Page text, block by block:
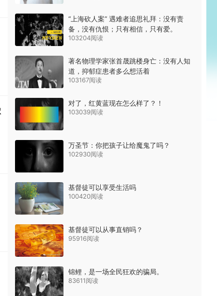
“上海砍人案” 遇难者追思礼拜：没有责
备，没有仇恨；只有相信，只有爱。
103204阅读
著名物理学家张首晟跳楼身亡：没有人知
道，抑郁症患者多么想活着
103167阅读
对了，红黄蓝现在怎么样了？！
103039阅读
万圣节：你把孩子让给魔鬼了吗？
102930阅读
基督徒可以享受生活吗
100420阅读
基督徒可以从事直销吗？
95916阅读
锦鲤，是一场全民狂欢的骗局。
83611阅读